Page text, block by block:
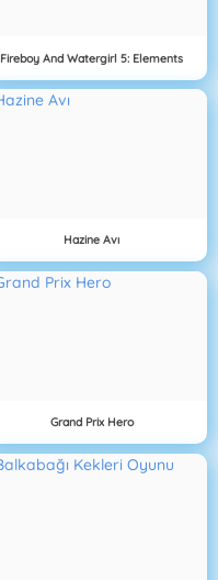
Fireboy And Watergirl 5: Elements
Hazine Avı
Grand Prix Hero